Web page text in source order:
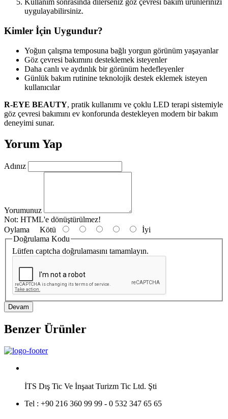
Kullanım sonrasında dilerseniz göz çevresi bakım ürünlerinizi
uygulayabilirsiniz.
Kimler İçin Uygundur?
Yoğun çalışma temposuna bağlı yorgun görünüm yaşayanlar
Göz çevresi bakımını desteklemek isteyenler
Daha canlı ve aydınlık bir görünüm hedefleyenler
Günlük bakım rutinine teknolojik destek eklemek isteyen
kullanıcılar
R-EYE BEAUTY, pratik kullanımı ve çoklu LED terapi sistemiyle
göz çevresi bakımını ev konforunda destekleyen modern bir bakım
deneyimi sunar.
Yorum Yap
Adınız
Yorumunuz
Not: HTML'e dönüştürülmez!
Oylama Kötü
İyi
Doğrulama Kodu
Lütfen captcha doğrulamasını tamamlayın.
Devam
Benzer Ürünler
İTS Dış Tic Ve İnşaat Turizm Tic Ltd. Şti
Tel : +90 216 360 99 99 - 0 532 347 65 65